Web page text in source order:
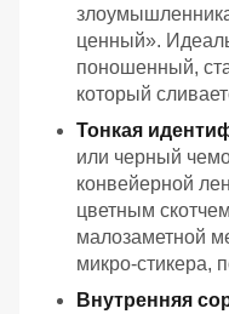
ценный».
поношенный,
который
Тонкая
или черный
конвейерной
цветным
малозаметной
микро-стикера,
Внутренняя